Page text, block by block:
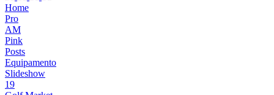
Home
Pro
AM
Pink
Posts
Equipamento
Slideshow
19